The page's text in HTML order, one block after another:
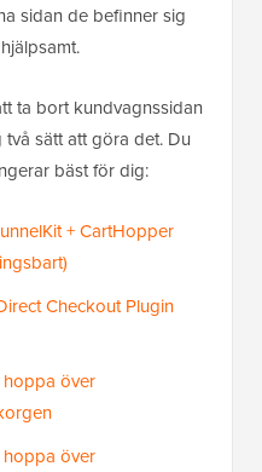
sidan de befinner sig
ta bort kundvagnssidan
sätt att göra det. Du
bäst för dig:
+ CartHopper
Checkout Plugin
över
över